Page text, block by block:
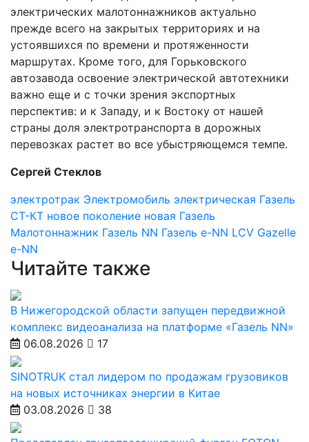
электрических малотоннажников актуально
прежде всего на закрытых территориях и на
устоявшихся по времени и протяженности
маршрутах. Кроме того, для Горьковского
автозавода освоение электрической автотехники
важно еще и с точки зрения экспортных
перспектив: и к Западу, и к Востоку от нашей
страны доля электротранспорта в дорожных
перевозках растет во все убыстряющемся темпе.
Сергей Стеклов
электротрак Электромобиль электрическая Газель
СТ-КТ новое поколение новая Газель
Малотоннажник Газель NN Газель e-NN LCV Gazelle
e-NN
Читайте также
В Нижегородской области запущен передвижной
комплекс видеоанализа на платформе «Газель NN»
06.08.2026
17
SINOTRUK стал лидером по продажам грузовиков
на новых источниках энергии в Китае
03.08.2026
38